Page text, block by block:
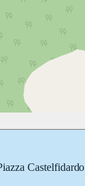
Castelfidardo